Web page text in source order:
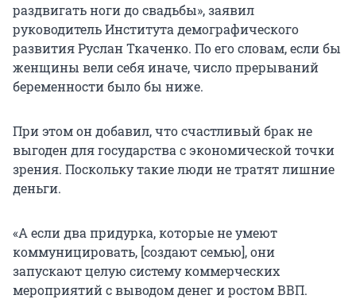
раздвигать ноги до свадьбы», заявил
руководитель Института демографического
развития Руслан Ткаченко. По его словам, если бы
женщины вели себя иначе, число прерываний
беременности было бы ниже.
При этом он добавил, что счастливый брак не
выгоден для государства с экономической точки
зрения. Поскольку такие люди не тратят лишние
деньги.
«А если два придурка, которые не умеют
коммуницировать, [создают семью], они
запускают целую систему коммерческих
мероприятий с выводом денег и ростом ВВП.